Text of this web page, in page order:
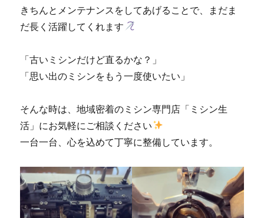
きちんとメンテナンスをしてあげることで、まだま
だ長く活躍してくれます
「古いミシンだけど直るかな？」
「思い出のミシンをもう一度使いたい」
そんな時は、地域密着のミシン専門店「ミシン生
活」にお気軽にご相談ください
一台一台、心を込めて丁寧に整備しています。